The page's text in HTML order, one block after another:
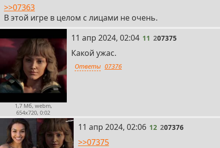
>>07363
В этой игре в целом с лицами не очень.
1,7 Мб, webm,
654x720, 0:02
11
11 апр 2024, 02:04 11 207375
Какой ужас.
Ответы 07376
12
11 апр 2024, 02:06 12 207376
>>07375